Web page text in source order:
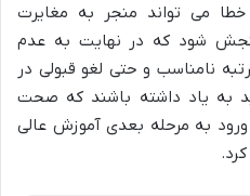
خطا می تواند منجر به مغایرت
شود که در نهایت به عدم
نامناسب و حتی لغو قبولی در
به یاد داشته باشند که صحت
به مرحله بعدی آموزش عالی